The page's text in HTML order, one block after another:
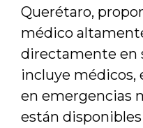
Querétaro,
médico
directamente en
incluye médicos,
en emergencias
están